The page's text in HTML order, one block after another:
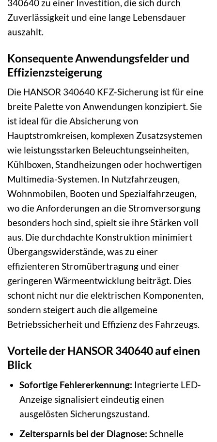
340640 zu einer Investition, die sich durch
Zuverlässigkeit und eine lange Lebensdauer
auszahlt.
Konsequente Anwendungsfelder und
Effizienzsteigerung
Die HANSOR 340640 KFZ-Sicherung ist für eine
breite Palette von Anwendungen konzipiert. Sie
ist ideal für die Absicherung von
Hauptstromkreisen, komplexen Zusatzsystemen
wie leistungsstarken Beleuchtungseinheiten,
Kühlboxen, Standheizungen oder hochwertigen
Multimedia-Systemen. In Nutzfahrzeugen,
Wohnmobilen, Booten und Spezialfahrzeugen,
wo die Anforderungen an die Stromversorgung
besonders hoch sind, spielt sie ihre Stärken voll
aus. Die durchdachte Konstruktion minimiert
Übergangswiderstände, was zu einer
effizienteren Stromübertragung und einer
geringeren Wärmeentwicklung beiträgt. Dies
schont nicht nur die elektrischen Komponenten,
sondern steigert auch die allgemeine
Betriebssicherheit und Effizienz des Fahrzeugs.
Vorteile der HANSOR 340640 auf einen
Blick
Sofortige Fehlererkennung: Integrierte LED-
Anzeige signalisiert eindeutig einen
ausgelösten Sicherungszustand.
Zeitersparnis bei der Diagnose: Schnelle